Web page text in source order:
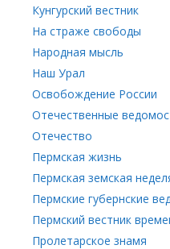
Кунгурский вестник
На страже свободы
Народная мысль
Наш Урал
Освобождение России
Отечественные
Отечество
Пермская жизнь
Пермская земская
Пермские губернские
Пермский вестник
Пролетарское знамя